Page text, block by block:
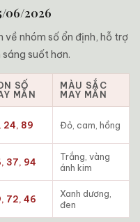
06/2026
về nhóm số ổn định, hỗ trợ
suốt hơn.
SỐ
MẮN
MÀU SẮC
MAY MẮN
24, 89 Đỏ, cam, hồng
37, 94
Trắng, vàng
ánh kim
72, 46
Xanh dương,
đen